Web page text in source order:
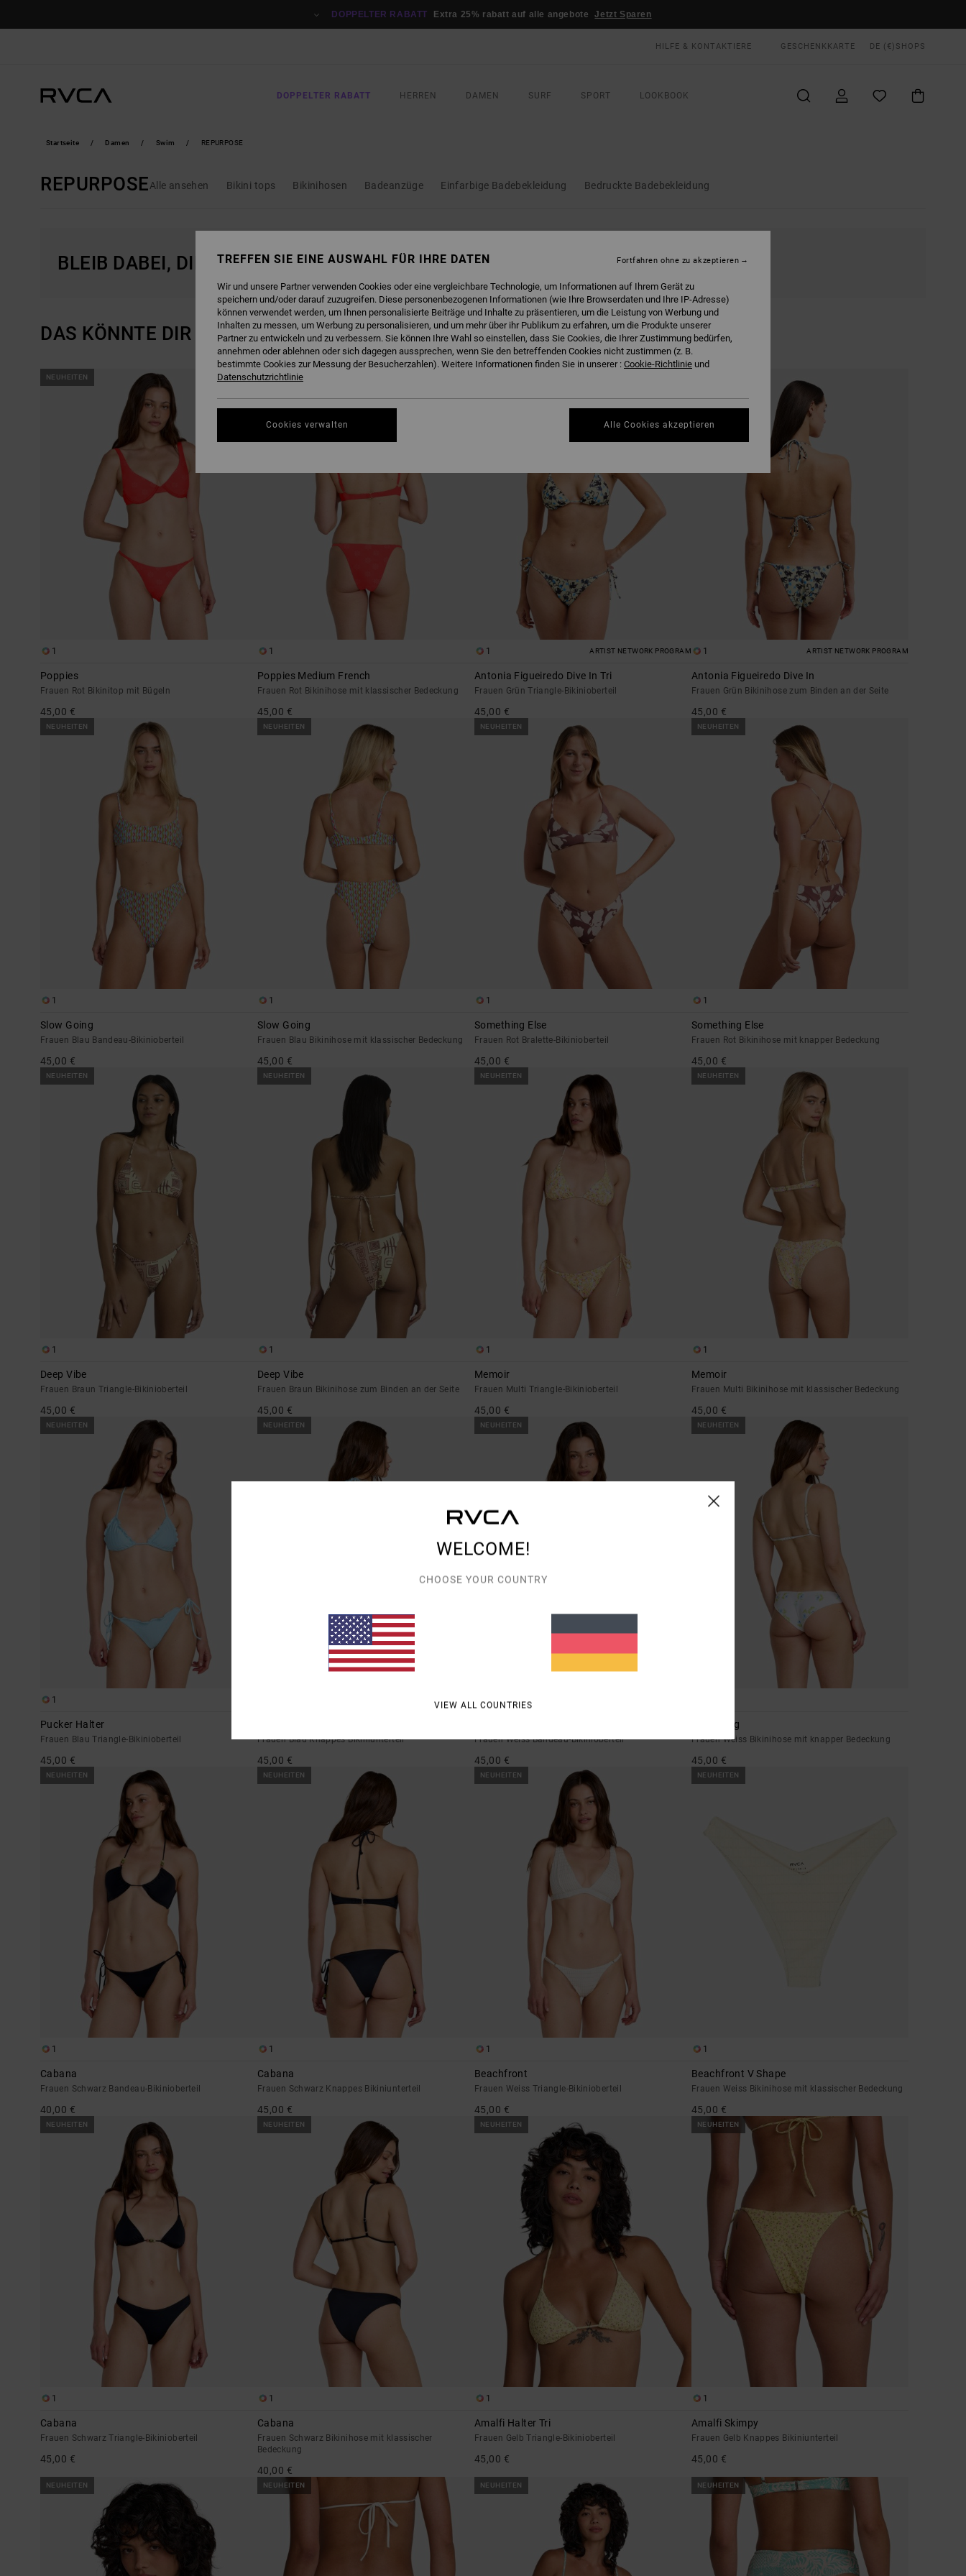
DOPPELTER RABATT Extra 25% rabatt auf alle angebote Jetzt Sparen
HILFE & KONTAKTIERE GESCHENKKARTE DE (€) SHOPS
DOPPELTER RABATT HERREN DAMEN SURF SPORT LOOKBOOK
Startseite Damen Swim REPURPOSE
REPURPOSEAlle ansehen Bikini tops Bikinihosen Badeanzüge Einfarbige Badebekleidung Bedruckte Badebekleidung
BLEIB DABEI, DIE PRODUKTE SIND BALD WIEDER DA
DAS KÖNNTE DIR AUCH GEFALLEN
DIREKT
ZU
ÜBERSPRINGEN
UND
NEUHEITEN
1
Poppies
Frauen Rot Bikinitop mit Bügeln
45,00 €
NEUHEITEN
1
Poppies Medium French
Frauen Rot Bikinihose mit klassischer Bedeckung
45,00 €
1 ARTIST NETWORK PROGRAM
Antonia Figueiredo Dive In Tri
Frauen Grün Triangle-Bikinioberteil
45,00 €
1 ARTIST NETWORK PROGRAM
Antonia Figueiredo Dive In
Frauen Grün Bikinihose zum Binden an der Seite
45,00 €
NEUHEITEN
1
Slow Going
Frauen Blau Bandeau-Bikinioberteil
45,00 €
NEUHEITEN
1
Slow Going
Frauen Blau Bikinihose mit klassischer Bedeckung
45,00 €
NEUHEITEN
1
Something Else
Frauen Rot Bralette-Bikinioberteil
45,00 €
NEUHEITEN
1
Something Else
Frauen Rot Bikinihose mit knapper Bedeckung
45,00 €
NEUHEITEN
1
Deep Vibe
Frauen Braun Triangle-Bikinioberteil
45,00 €
NEUHEITEN
1
Deep Vibe
Frauen Braun Bikinihose zum Binden an der Seite
45,00 €
NEUHEITEN
1
Memoir
Frauen Multi Triangle-Bikinioberteil
45,00 €
NEUHEITEN
1
Memoir
Frauen Multi Bikinihose mit klassischer Bedeckung
45,00 €
NEUHEITEN
1
Pucker Halter
Frauen Blau Triangle-Bikinioberteil
45,00 €
NEUHEITEN
Frauen Blau Knappes Bikiniunterteil
45,00 €
NEUHEITEN
1
Frauen Weiss Bandeau-Bikinioberteil
45,00 €
NEUHEITEN
Dream Big
Frauen Weiss Bikinihose mit knapper Bedeckung
45,00 €
NEUHEITEN
1
Cabana
Frauen Schwarz Bandeau-Bikinioberteil
40,00 €
NEUHEITEN
1
Cabana
Frauen Schwarz Knappes Bikiniunterteil
45,00 €
NEUHEITEN
1
Beachfront
Frauen Weiss Triangle-Bikinioberteil
45,00 €
NEUHEITEN
1
Beachfront V Shape
Frauen Weiss Bikinihose mit klassischer Bedeckung
45,00 €
NEUHEITEN
1
Cabana
Frauen Schwarz Triangle-Bikinioberteil
45,00 €
NEUHEITEN
1
Cabana
Frauen Schwarz Bikinihose mit klassischer
Bedeckung
40,00 €
NEUHEITEN
1
Amalfi Halter Tri
Frauen Gelb Triangle-Bikinioberteil
45,00 €
NEUHEITEN
1
Amalfi Skimpy
Frauen Gelb Knappes Bikiniunterteil
45,00 €
NEUHEITEN NEUHEITEN NEUHEITEN NEUHEITEN
WELCOME!
CHOOSE YOUR COUNTRY
VIEW ALL COUNTRIES
TREFFEN SIE EINE AUSWAHL FÜR IHRE DATEN
Wir und unsere Partner verwenden Cookies oder eine vergleichbare Technologie, um Informationen auf Ihrem Gerät zu
speichern und/oder darauf zuzugreifen. Diese personenbezogenen Informationen (wie Ihre Browserdaten und Ihre IP-Adresse)
können verwendet werden, um Ihnen personalisierte Beiträge und Inhalte zu präsentieren, um die Leistung von Werbung und
Inhalten zu messen, um Werbung zu personalisieren, und um mehr über ihr Publikum zu erfahren, um die Produkte unserer
Partner zu entwickeln und zu verbessern. Sie können Ihre Wahl so einstellen, dass Sie Cookies, die Ihrer Zustimmung bedürfen,
annehmen oder ablehnen oder sich dagegen aussprechen, wenn Sie den betreffenden Cookies nicht zustimmen (z. B.
bestimmte Cookies zur Messung der Besucherzahlen). Weitere Informationen finden Sie in unserer : Cookie-Richtlinie und
Datenschutzrichtlinie
Cookies verwalten
Fortfahren ohne zu akzeptieren
Alle Cookies akzeptieren